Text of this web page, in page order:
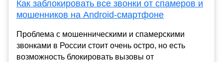
Как заблокировать все звонки от спамеров и
мошенников на Android-смартфоне
Проблема с мошенническими и спамерскими
звонками в России стоит очень остро, но есть
возможность блокировать вызовы от